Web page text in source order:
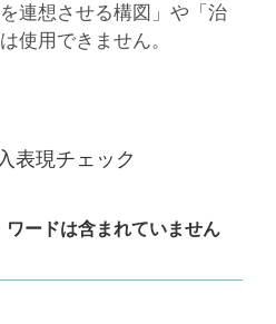
連想させる構図」や「治
使用できません。
表現チェック
ードは含まれていません